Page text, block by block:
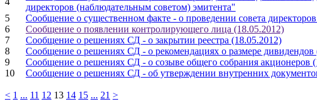
директоров (наблюдательным советом) эмитента"
5
Сообщение о существенном факте - о проведении совета
6
Сообщение о появлении контролирующего лица (18.05.2012)
7
Сообщение о решениях СД - о закрытии реестра (18.05.2012)
8
Сообщение о решениях СД - о рекомендациях о размере дивидендов
9
Сообщение о решениях СД - о созыве общего собрания акционеров
10
Сообщение о решениях СД - об утверждении внутренних
< 1 ... 11 12 13 14 15 ... 21 >